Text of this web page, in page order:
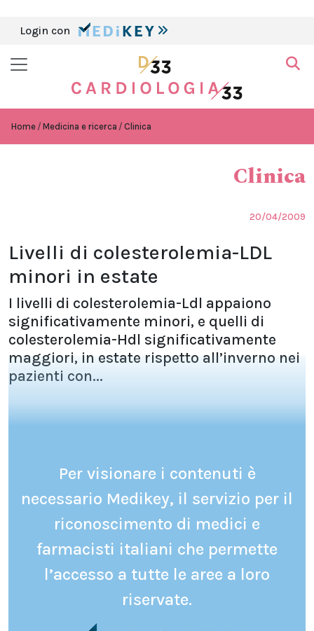
Login con
Home Medicina e ricerca Clinica
Clinica
20/04/2009
Livelli di colesterolemia-LDL
minori in estate
I livelli di colesterolemia-Ldl appaiono
significativamente minori, e quelli di
colesterolemia-Hdl significativamente
maggiori, in estate rispetto all’inverno nei
pazienti con...
Per visionare i contenuti è
necessario Medikey, il servizio per il
riconoscimento di medici e
farmacisti italiani che permette
l’accesso a tutte le aree a loro
riservate.